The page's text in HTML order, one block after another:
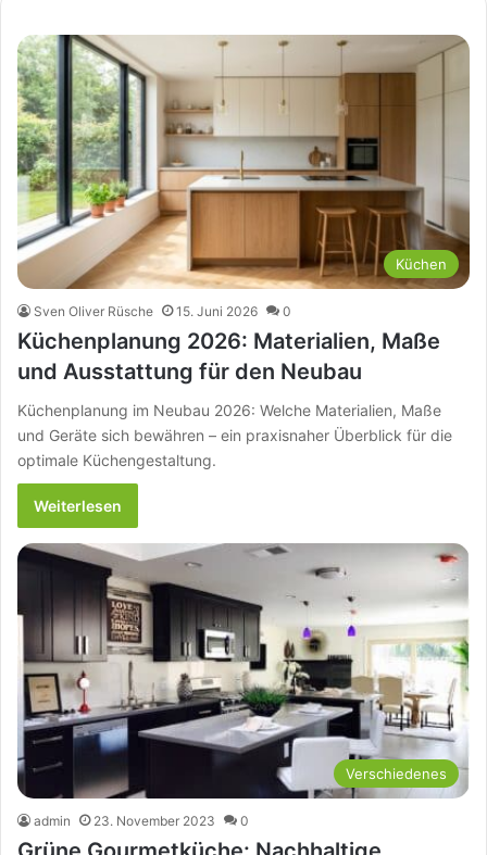
Küchen
Sven Oliver Rüsche 15. Juni 2026 0
Küchenplanung 2026: Materialien, Maße
und Ausstattung für den Neubau
Küchenplanung im Neubau 2026: Welche Materialien, Maße
und Geräte sich bewähren – ein praxisnaher Überblick für die
optimale Küchengestaltung.
Weiterlesen
Verschiedenes
admin 23. November 2023 0